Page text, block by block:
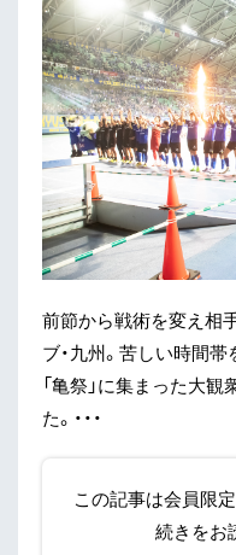
前節から戦術を変え相
ブ・九州。苦しい時間
「亀祭」に集まった大
た。・・・
この記事は会員限
続きをお